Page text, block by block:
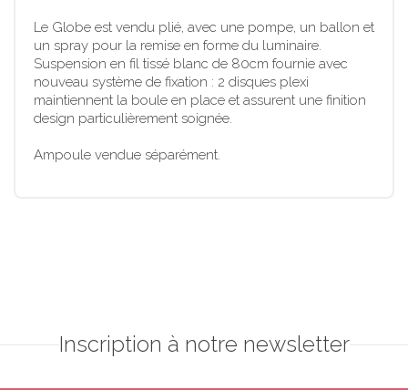
Le Globe est vendu plié, avec une pompe, un ballon et
un spray pour la remise en forme du luminaire.
Suspension en fil tissé blanc de 80cm fournie avec
nouveau système de fixation : 2 disques plexi
maintiennent la boule en place et assurent une finition
design particulièrement soignée.
Ampoule vendue séparément.
Inscription à notre newsletter